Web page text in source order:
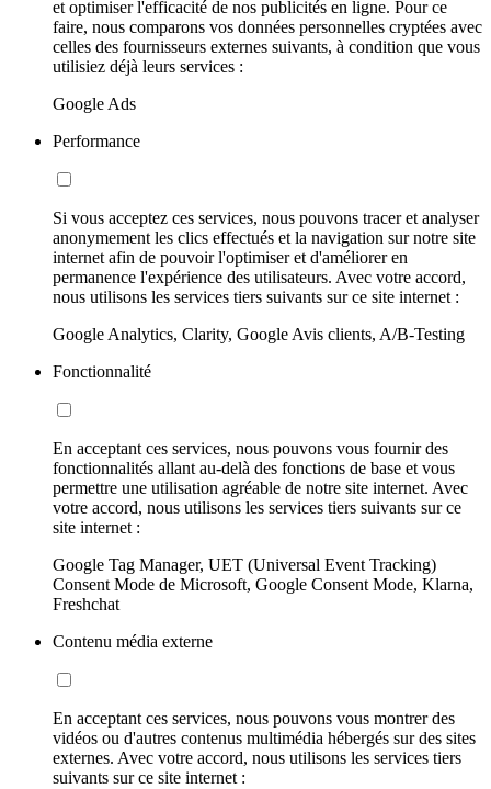
et optimiser l'efficacité de nos publicités en ligne. Pour ce
faire, nous comparons vos données personnelles cryptées avec
celles des fournisseurs externes suivants, à condition que vous
utilisiez déjà leurs services :
Google Ads
Performance
Si vous acceptez ces services, nous pouvons tracer et analyser
anonymement les clics effectués et la navigation sur notre site
internet afin de pouvoir l'optimiser et d'améliorer en
permanence l'expérience des utilisateurs. Avec votre accord,
nous utilisons les services tiers suivants sur ce site internet :
Google Analytics, Clarity, Google Avis clients, A/B-Testing
Fonctionnalité
En acceptant ces services, nous pouvons vous fournir des
fonctionnalités allant au-delà des fonctions de base et vous
permettre une utilisation agréable de notre site internet. Avec
votre accord, nous utilisons les services tiers suivants sur ce
site internet :
Google Tag Manager, UET (Universal Event Tracking)
Consent Mode de Microsoft, Google Consent Mode, Klarna,
Freshchat
Contenu média externe
En acceptant ces services, nous pouvons vous montrer des
vidéos ou d'autres contenus multimédia hébergés sur des sites
externes. Avec votre accord, nous utilisons les services tiers
suivants sur ce site internet :